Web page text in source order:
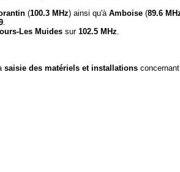
(100.3 MHz) ainsi qu'à Amboise (89.6
.
Les Muides sur 102.5 MHz.
saisie des matériels et installations concernant